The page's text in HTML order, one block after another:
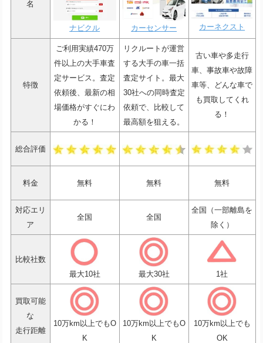
名
ナビクル カーセンサー カーネクスト
特徴
ご利用実績470万
件以上の大手車査
定サービス。査定
依頼後、最新の相
場価格がすぐにわ
かる！
リクルートが運営
する大手の車一括
査定サイト。最大
30社への同時査定
依頼で、比較して
最高額を狙える。
古い車や多走行
車、事故車や故障
車等、どんな車で
も買取してくれ
る！
総合評価
料金 無料 無料 無料
対応エリ
ア
全国 全国
全国（一部離島を
除く）
比較社数
最大10社
最大30社 1社
買取可能
な
走行距離
10万km以上でもO
K
10万km以上でもO
K
10万km以上でも
OK